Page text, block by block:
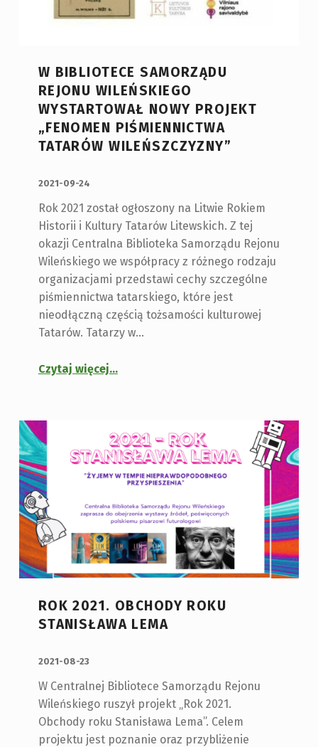
W BIBLIOTECE SAMORZĄDU
REJONU WILEŃSKIEGO
WYSTARTOWAŁ NOWY PROJEKT
„FENOMEN PIŚMIENNICTWA
TATARÓW WILEŃSZCZYZNY”
2021-09-24
Rok 2021 został ogłoszony na Litwie Rokiem
Historii i Kultury Tatarów Litewskich. Z tej
okazji Centralna Biblioteka Samorządu Rejonu
Wileńskiego we współpracy z różnego rodzaju
organizacjami przedstawi cechy szczególne
piśmiennictwa tatarskiego, które jest
nieodłączną częścią tożsamości kulturowej
Tatarów. Tatarzy w…
Czytaj więcej…
ROK 2021. OBCHODY ROKU
STANISŁAWA LEMA
2021-08-23
W Centralnej Bibliotece Samorządu Rejonu
Wileńskiego ruszył projekt „Rok 2021.
Obchody roku Stanisława Lema”. Celem
projektu jest poznanie oraz przybliżenie